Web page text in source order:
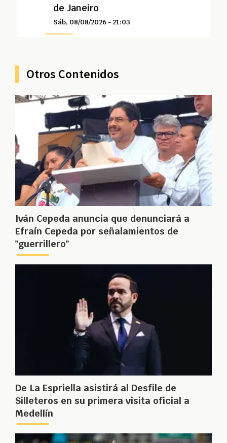
de Janeiro
Sáb, 08/08/2026 - 21:03
Otros Contenidos
Iván Cepeda anuncia que denunciará a
Efraín Cepeda por señalamientos de
"guerrillero"
De La Espriella asistirá al Desfile de
Silleteros en su primera visita oficial a
Medellín